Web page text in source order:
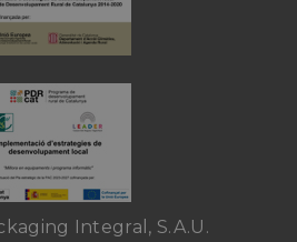
Integral, S.A.U.